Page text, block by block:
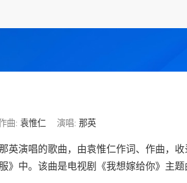
曲: 袁惟仁 演唱: 那英
英演唱的歌曲，由袁惟仁作词、作曲，
》中。该曲是电视剧《我想嫁给你》主题